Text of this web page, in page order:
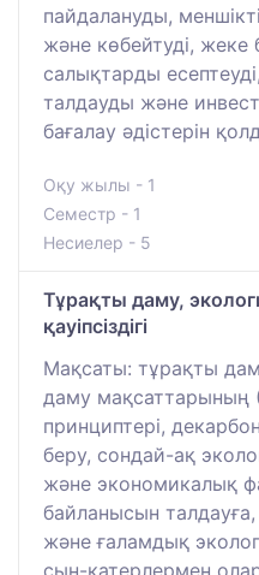
пайдалануды,
және көбейтуді,
салықтарды
талдауды және
бағалау әдістерін
Оқу жылы - 1
Семестр - 1
Несиелер - 5
Тұрақты даму,
қауіпсіздігі
Мақсаты: тұрақты
даму мақсаттарының
принциптері,
беру, сондай-ақ
және экономикалық
байланысын талдауға,
және ғаламдық
сын-қатерлермен